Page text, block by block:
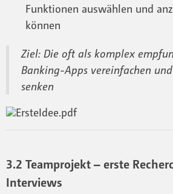
Funktionen auswählen und
können
Ziel: Die oft als komplex
Banking-Apps vereinfachen
senken
3.2 Teamprojekt – erste
Interviews